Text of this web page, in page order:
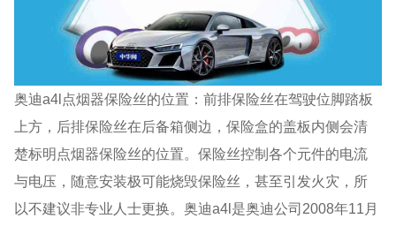
奥迪a4l点烟器保险丝的位置：前排保险丝在驾驶位脚踏板
上方，后排保险丝在后备箱侧边，保险盒的盖板内侧会清
楚标明点烟器保险丝的位置。保险丝控制各个元件的电流
与电压，随意安装极可能烧毁保险丝，甚至引发火灾，所
以不建议非专业人士更换。奥迪a4l是奥迪公司2008年11月